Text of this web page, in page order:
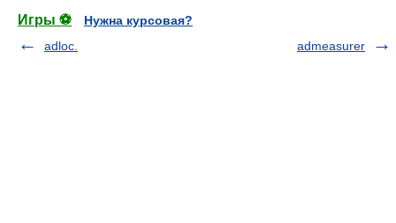
Игры ⚽
Нужна курсовая?
adloc.
admeasurer